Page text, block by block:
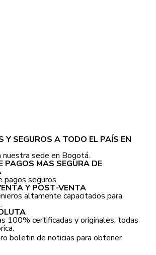
Y SEGUROS A TODO EL PAÍS EN
nuestra sede en Bogotá.
PAGOS MAS SEGURA DE
seguros.
Y POST-VENTA
altamente capacitados para
100% certificadas y originales, todas
boletin de noticias para obtener